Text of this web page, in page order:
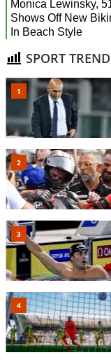
SPORT TREND